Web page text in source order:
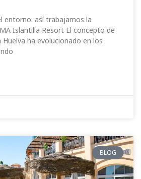
entorno: así trabajamos la
Islantilla Resort El concepto de
ha evolucionado en los
BLOG